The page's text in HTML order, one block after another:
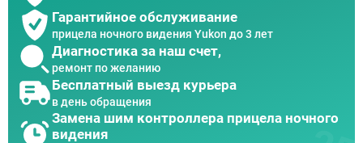
Гарантийное обслуживание
прицела ночного видения Yukon до 3 лет
Диагностика за наш счет,
ремонт по желанию
Бесплатный выезд курьера
в день обращения
Замена шим контроллера прицела ночного
видения